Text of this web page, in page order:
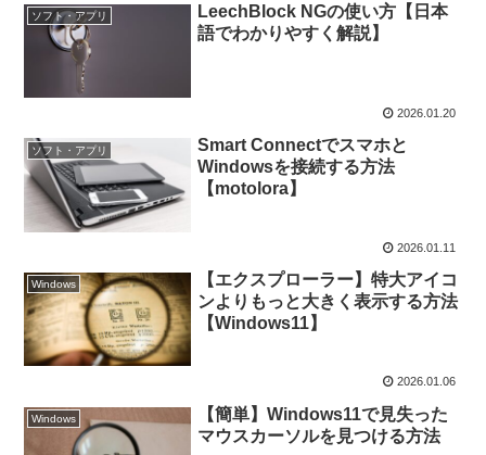
ソフト・アプリ
LeechBlock NGの使い方【日本
語でわかりやすく解説】
2026.01.20
ソフト・アプリ
Smart Connectでスマホと
Windowsを接続する方法
【motolora】
2026.01.11
Windows
【エクスプローラー】特大アイコ
ンよりもっと大きく表示する方法
【Windows11】
2026.01.06
Windows
【簡単】Windows11で見失った
マウスカーソルを見つける方法